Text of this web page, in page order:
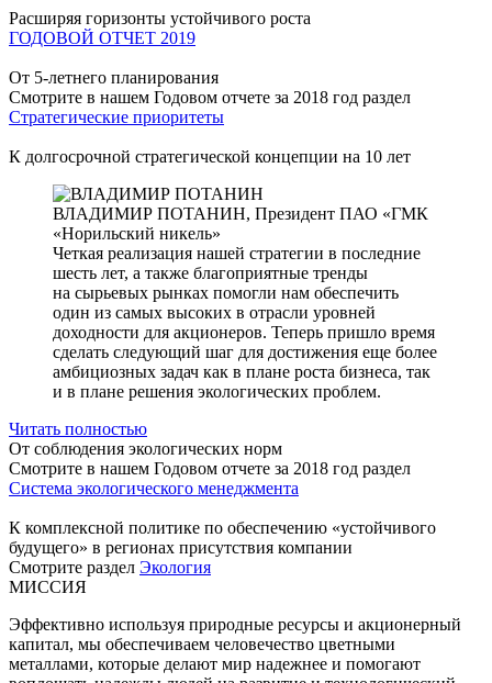
Расширяя горизонты устойчивого роста
ГОДОВОЙ ОТЧЕТ 2019
От 5-летнего планирования
Смотрите в нашем Годовом отчете за 2018 год раздел
Стратегические приоритеты
К долгосрочной стратегической концепции на 10 лет
ВЛАДИМИР ПОТАНИН, Президент ПАО «ГМК
«Норильский никель»
Четкая реализация нашей стратегии в последние
шесть лет, а также благоприятные тренды
на сырьевых рынках помогли нам обеспечить
один из самых высоких в отрасли уровней
доходности для акционеров. Теперь пришло время
сделать следующий шаг для достижения еще более
амбициозных задач как в плане роста бизнеса, так
и в плане решения экологических проблем.
Читать полностью
От соблюдения экологических норм
Смотрите в нашем Годовом отчете за 2018 год раздел
Система экологического менеджмента
К комплексной политике по обеспечению «устойчивого
будущего» в регионах присутствия компании
Смотрите раздел Экология
МИССИЯ
Эффективно используя природные ресурсы и акционерный
капитал, мы обеспечиваем человечество цветными
металлами, которые делают мир надежнее и помогают